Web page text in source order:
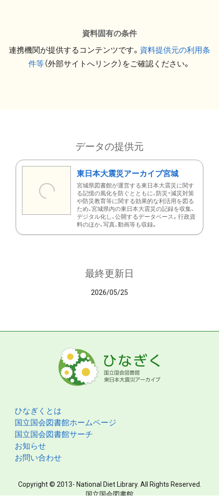
資料固有の条件
連携機関が提供するコンテンツです。 資料提供元の利用条
件等（外部サイトへリンク）をご確認ください。
データの提供元
東日本大震災アーカイブ宮城
宮城県図書館が運営する東日本大震災に関す
る記憶の風化を防ぐとともに、防災・減災対策
や防災教育等に関する効果的な利活用を図る
ため、宮城県内の東日本大震災の記録を収集、
デジタル化し、公開するデータベース。行政資
料のほか、写真、動画等も収録。
最終更新日
2026/05/25
ひなぎくとは
国立国会図書館ホームページ
国立国会図書館サーチ
お知らせ
お問い合わせ
Copyright © 2013- National Diet Library. All Rights Reserved.